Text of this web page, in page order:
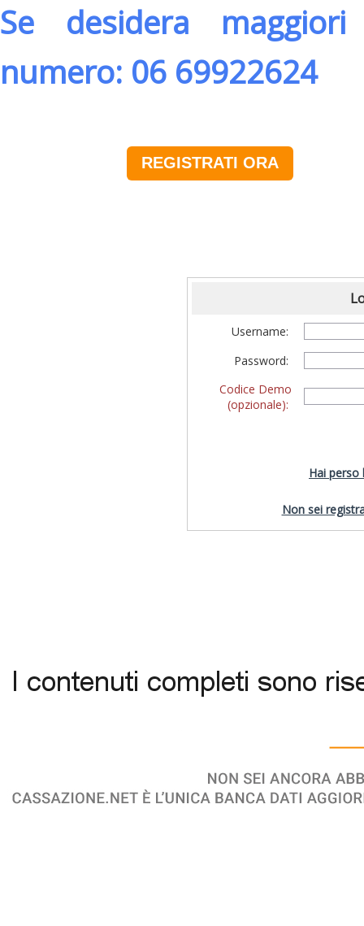
Se desidera
numero: 06 69922624
REGISTRATI ORA
Username:
Password:
Codice Demo
(opzionale):
Hai perso
Non sei